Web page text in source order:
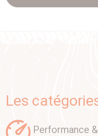
Les
performance